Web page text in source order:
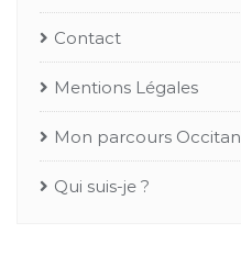
Contact
Mentions Légales
Mon parcours Occitan
Qui suis-je ?